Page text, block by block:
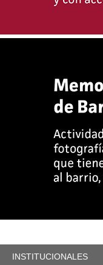
INSTITUCIONALES